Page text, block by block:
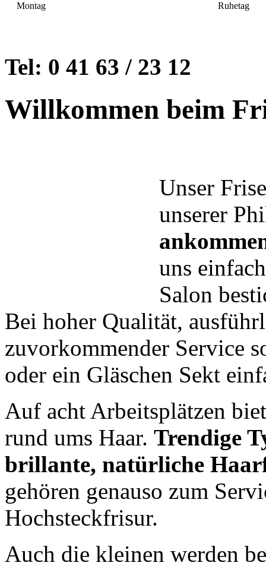
Montag
Ruhetag
Tel: 0 41 63 / 23 12
Willkommen beim
Unser
unserer
uns
Salon
Bei hoher Qualität,
zuvorkommender Service
oder ein Gläschen Sekt
Auf acht Arbeitsplätzen
rund ums Haar. Trendige
brillante, natürliche
gehören genauso zum
Hochsteckfrisur.
Auch die kleinen werden